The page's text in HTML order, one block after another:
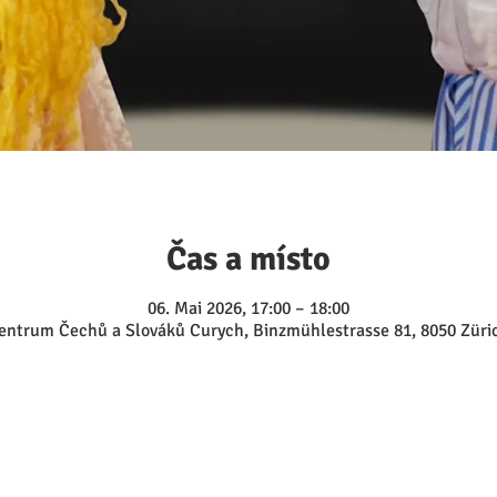
Čas a místo
06. Mai 2026, 17:00 – 18:00
Čechů a Slováků Curych, Binzmühlestrasse 81, 8050